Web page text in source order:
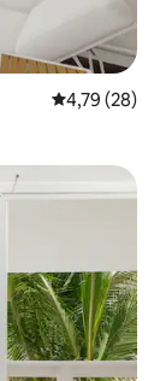
4,79 de uma
4,79 (28)